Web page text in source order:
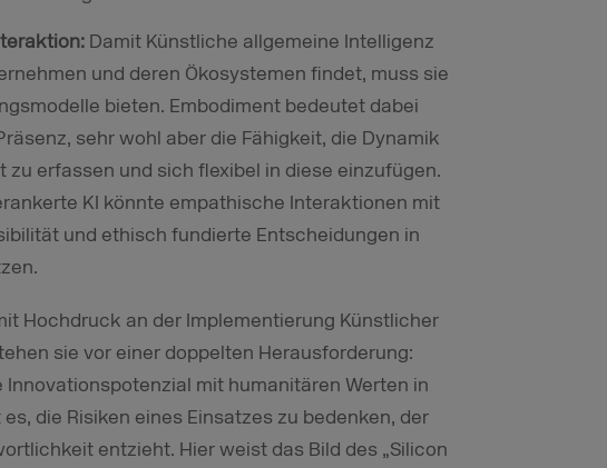
Damit Künstliche allgemeine Intelligenz
und deren Ökosystemen findet, muss sie
bieten. Embodiment bedeutet dabei
sehr wohl aber die Fähigkeit, die Dynamik
erfassen und sich flexibel in diese einzufügen.
KI könnte empathische Interaktionen mit
und ethisch fundierte Entscheidungen in
Hochdruck an der Implementierung Künstlicher
sie vor einer doppelten Herausforderung:
mit humanitären Werten in
die Risiken eines Einsatzes zu bedenken, der
entzieht. Hier weist das Bild des „Silicon